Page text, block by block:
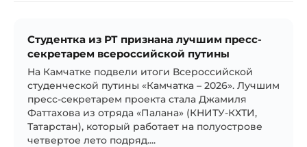
Студентка из РТ признана лучшим пресс-
секретарем всероссийской путины
На Камчатке подвели итоги Всероссийской
студенческой путины «Камчатка – 2026». Лучшим
пресс-секретарем проекта стала Джамиля
Фаттахова из отряда «Палана» (КНИТУ-КХТИ,
Татарстан), который работает на полуострове
четвертое лето подряд....